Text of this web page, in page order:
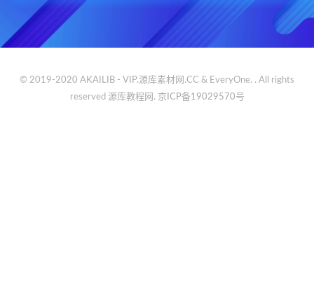
© 2019-2020 AKAILIB - VIP.源库素材网.CC & EveryOne. . All rights
reserved 源库教程网. 京ICP备19029570号